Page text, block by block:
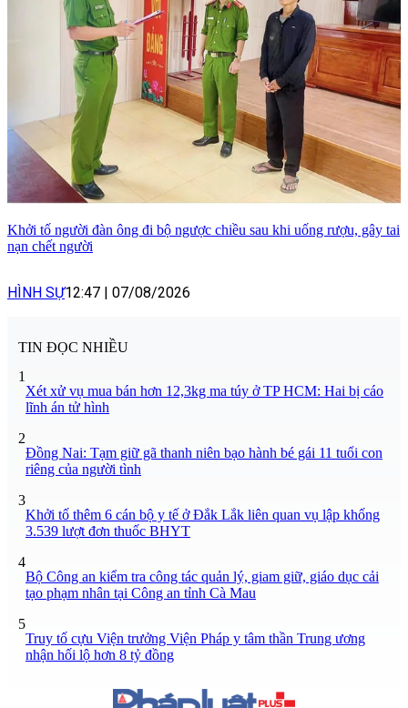
Khởi tố người đàn ông đi bộ ngược chiều sau khi uống rượu, gây tai
nạn chết người
HÌNH SỰ12:47 | 07/08/2026
TIN ĐỌC NHIỀU
1
Xét xử vụ mua bán hơn 12,3kg ma túy ở TP HCM: Hai bị cáo
lĩnh án tử hình
2
Đồng Nai: Tạm giữ gã thanh niên bạo hành bé gái 11 tuổi con
riêng của người tình
3
Khởi tố thêm 6 cán bộ y tế ở Đắk Lắk liên quan vụ lập khống
3.539 lượt đơn thuốc BHYT
4
Bộ Công an kiểm tra công tác quản lý, giam giữ, giáo dục cải
tạo phạm nhân tại Công an tỉnh Cà Mau
5
Truy tố cựu Viện trưởng Viện Pháp y tâm thần Trung ương
nhận hối lộ hơn 8 tỷ đồng